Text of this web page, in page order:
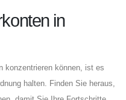
in
konzentrieren können, ist es
halten. Finden Sie heraus,